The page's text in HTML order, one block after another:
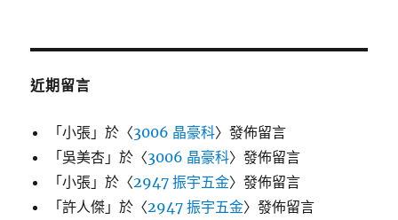
近期留言
「小張 」於〈3006 晶豪科〉發佈留言
「吳美杏 」於〈3006 晶豪科〉發佈留言
「小張 」於〈2947 振宇五金〉發佈留言
「許人傑 」於〈2947 振宇五金〉發佈留言